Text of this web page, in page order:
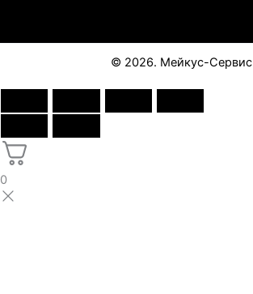
© 2026. Мейкус-Сервис
0